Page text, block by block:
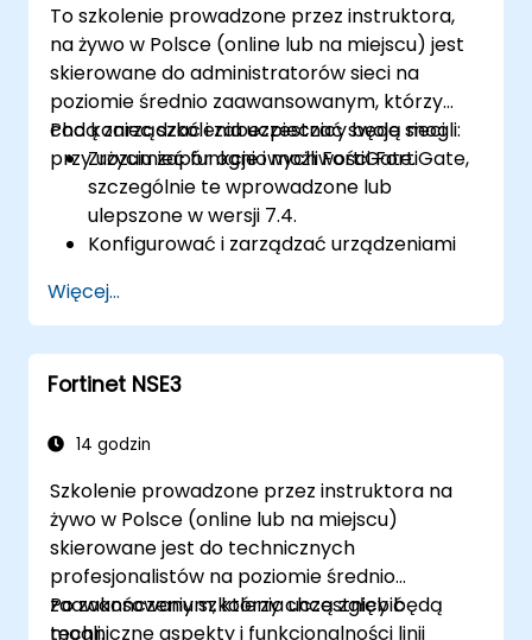
To szkolenie prowadzone przez instruktora,
na żywo w Polsce (online lub na miejscu) jest
skierowane do administratorów sieci na
poziomie średnio zaawansowanym, którzy
chcą zarządzać i zabezpieczać swoje sieci
przy użyciu zapór ogniowych FortiGate.
Pod koniec szkolenia uczestnicy będą mogli:
Zrozumieć funkcje i możliwości FortiGate,
szczególnie te wprowadzone lub
ulepszone w wersji 7.4.
Konfigurować i zarządzać urządzeniami
funkcje bezpieczeństwa.
Wdrażać i zarządzać zaawansowanymi
środkami bezpieczeństwa, takimi jak IPS,
antywirus, filtrowanie stron
zagrożeniami.
dzienniki i generować raporty na
potrzeby audytu i zgodności.
Więcej...
Fortinet NSE3
14 godzin
Szkolenie prowadzone przez instruktora na
żywo w Polsce (online lub na miejscu)
skierowane jest do technicznych
profesjonalistów na poziomie średnio
zaawansowanym, którzy chcą zgłębić
techniczne aspekty i funkcjonalności linii
Po zakończeniu szkolenia uczestnicy będą
mogli: